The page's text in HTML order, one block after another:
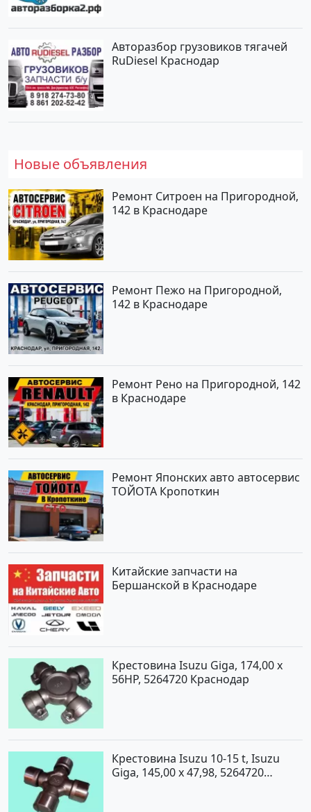
Авторазбор грузовиков тягачей
RuDiesel Краснодар
Новые объявления
Ремонт Ситроен на Пригородной,
142 в Краснодаре
Ремонт Пежо на Пригородной,
142 в Краснодаре
Ремонт Рено на Пригородной, 142
в Краснодаре
Ремонт Японских авто автосервис
ТОЙОТА Кропоткин
Китайские запчасти на
Бершанской в Краснодаре
Крестовина Isuzu Giga, 174,00 x
56HP, 5264720 Краснодар
Крестовина Isuzu 10-15 t, Isuzu
Giga, 145,00 x 47,98, 5264720